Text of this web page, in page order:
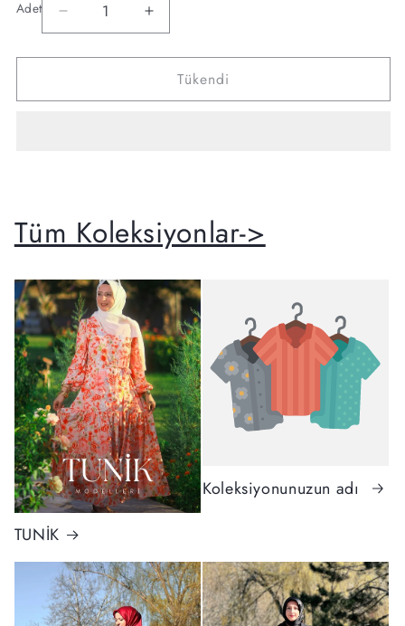
Adet
Armine
trend
Takım
adedi
Armine
trend
Takım
adedi
Tükendi
Tüm Koleksiyonlar->
TUNİK
Koleksiyonunuzun adı